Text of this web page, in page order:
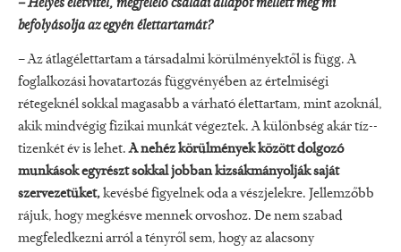
– Helyes életvitel, megfelelő családi állapot mellett még mi
befolyásolja az egyén élettartamát?
– Az átlagélettartam a társadalmi körülményektől is függ. A
foglalkozá­si hovatartozás függvényében az értel­miségi
rétegeknél sokkal magasabb a várható élettartam, mint azoknál,
akik mindvégig fizikai munkát végeztek. A különbség akár tíz-­
tizenkét év is lehet.A nehéz körülmények között dolgozó
munkások egyrészt sokkal jobban ki­zsákmányolják saját
szervezetüket,ke­vésbé figyelnek oda a vészjelekre. Jel­lemzőbb
rájuk, hogy megkésve men­nek orvoshoz. De nem szabad
megfe­ledkezni arról a tényről sem, hogy az alacsony